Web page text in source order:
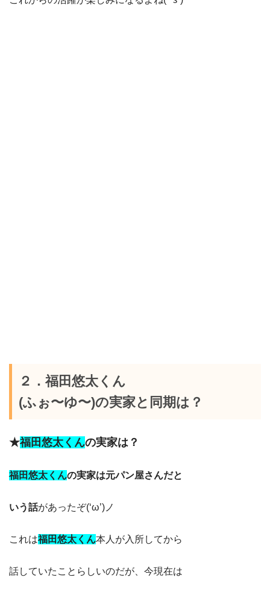
２．福田悠太くん
(ふぉ〜ゆ〜)の実家と同期は？
★福田悠太くんの実家は？
福田悠太くんの実家は元パン屋さんだと
いう話があったぞ(‘ω’)ノ
これは福田悠太くん本人が入所してから
話していたことらしいのだが、今現在は